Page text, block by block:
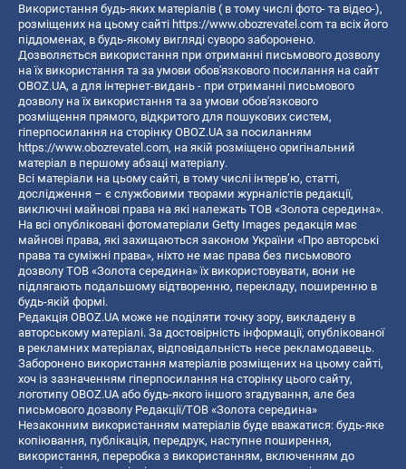
Використання будь-яких матеріалів ( в тому числі фото- та відео-),
розміщених на цьому сайті https://www.obozrevatel.com та всіх його
піддоменах, в будь-якому вигляді суворо заборонено.
Дозволяється використання при отриманні письмового дозволу
на їх використання та за умови обов'язкового посилання на сайт
OBOZ.UA, а для інтернет-видань - при отриманні письмового
дозволу на їх використання та за умови обов'язкового
розміщення прямого, відкритого для пошукових систем,
гіперпосилання на сторінку OBOZ.UA за посиланням
https://www.obozrevatel.com, на якій розміщено оригінальний
матеріал в першому абзаці матеріалу.
Всі матеріали на цьому сайті, в тому числі інтерв’ю, статті,
дослідження – є службовими творами журналістів редакції,
виключні майнові права на які належать ТОВ «Золота середина».
На всі опубліковані фотоматеріали Getty Images редакція має
майнові права, які захищаються законом України «Про авторські
права та суміжні права», ніхто не має права без письмового
дозволу ТОВ «Золота середина» їх використовувати, вони не
підлягають подальшому відтворенню, перекладу, поширенню в
будь-якій формі.
Редакція OBOZ.UA може не поділяти точку зору, викладену в
авторському матеріалі. За достовірність інформації, опублікованої
в рекламних матеріалах, відповідальність несе рекламодавець.
Заборонено використання матеріалів розміщених на цьому сайті,
хоч із зазначенням гіперпосилання на сторінку цього сайту,
логотипу OBOZ.UA або будь-якого іншого згадування, але без
письмового дозволу Редакції/ТОВ «Золота середина»
Незаконним використанням матеріалів буде вважатися: будь-яке
копiювання, публiкацiя, передрук, наступне поширення,
використання, переробка з використанням, включенням до